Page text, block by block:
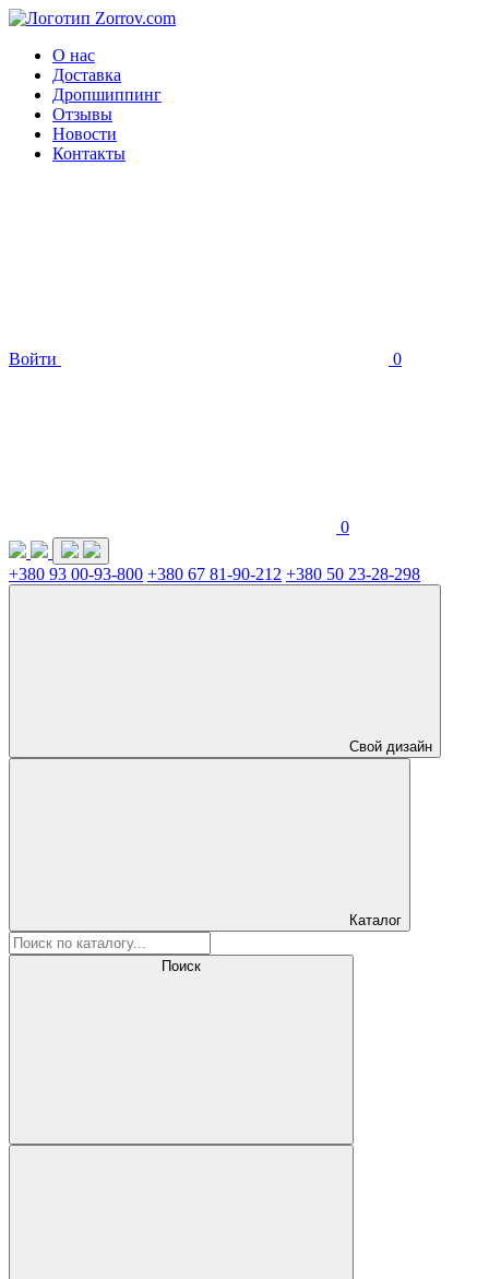
О нас
Доставка
Дропшиппинг
Отзывы
Новости
Контакты
Войти 0
0
+380 93 00-93-800 +380 67 81-90-212 +380 50 23-28-298
Свой дизайн
Каталог
Поиск